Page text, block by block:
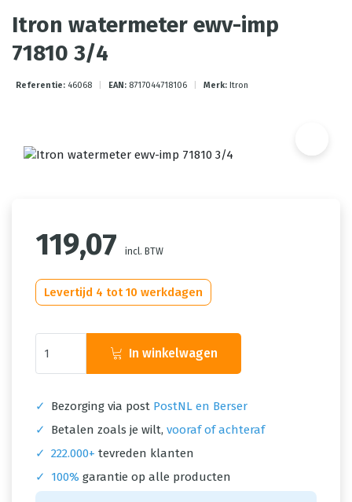
Itron watermeter ewv-imp
71810 3/4
Referentie: 46068 EAN: 8717044718106 Merk: Itron
119,07 incl. BTW
Levertijd 4 tot 10 werkdagen
In winkelwagen
✓ Bezorging via post PostNL en Berser
✓
Betalen zoals je wilt, vooraf of achteraf
✓ 222.000+ tevreden klanten
✓
100% garantie op alle producten